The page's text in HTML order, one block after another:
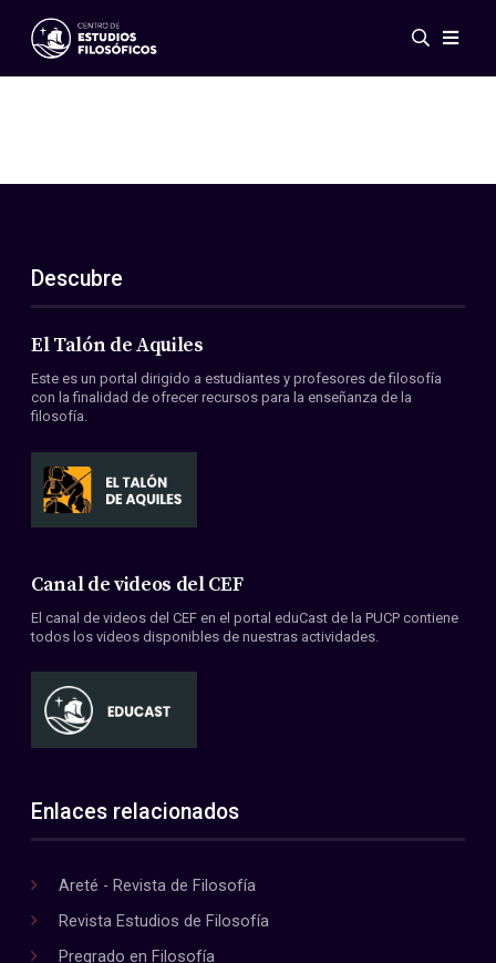
Eventos
ES
EN
Acerca de nosotros
Miembros
Convenios
Descubre
El Talón de Aquiles
Este es un portal dirigido a estudiantes y profesores de filosofía
con la finalidad de ofrecer recursos para la enseñanza de la
filosofía.
Canal de videos del CEF
El canal de videos del CEF en el portal eduCast de la PUCP contiene
todos los videos disponibles de nuestras actividades.
Enlaces relacionados
Areté - Revista de Filosofía
Revista Estudios de Filosofía
Pregrado en Filosofía